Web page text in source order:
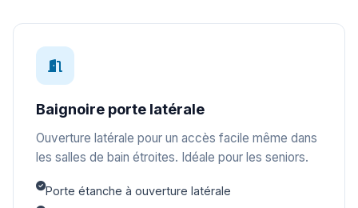
Baignoire porte latérale
Ouverture latérale pour un accès facile même dans
les salles de bain étroites. Idéale pour les seniors.
Porte étanche à ouverture latérale